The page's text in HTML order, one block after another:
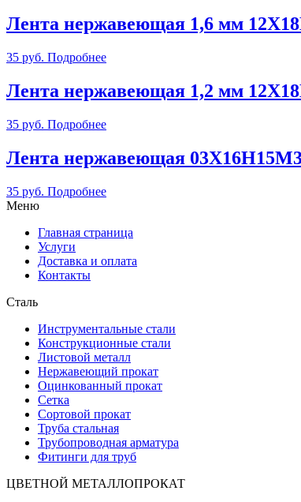
Лента нержавеющая 1,6 мм
35 руб. Подробнее
Лента нержавеющая 1,2 мм
35 руб. Подробнее
Лента нержавеющая
35 руб. Подробнее
Меню
Главная страница
Услуги
Доставка и оплата
Контакты
Сталь
Инструментальные стали
Конструкционные стали
Листовой металл
Нержавеющий прокат
Оцинкованный прокат
Сетка
Сортовой прокат
Труба стальная
Трубопроводная арматура
Фитинги для труб
ЦВЕТНОЙ МЕТАЛЛОПРОКАТ